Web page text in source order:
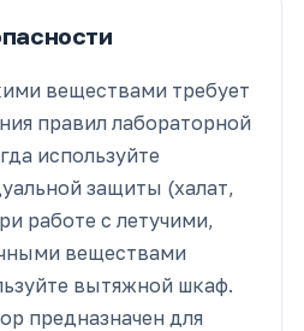
веществами требует
правил лабораторной
используйте
защиты (халат,
работе с летучими,
веществами
вытяжной шкаф.
предназначен для